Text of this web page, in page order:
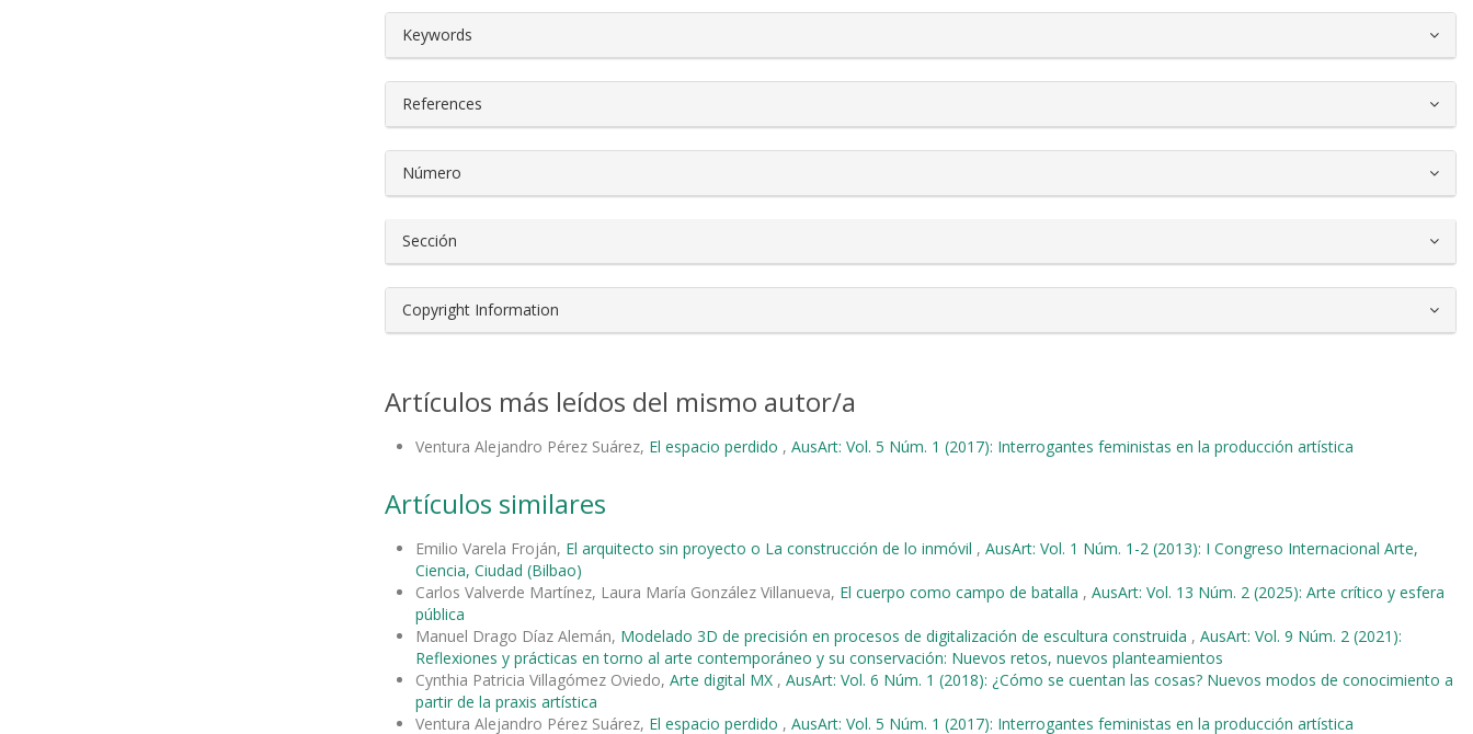
##plugins.themes.bootstrap3.article.details##
Keywords
References
Número
Sección
Copyright Information
Artículos más leídos del mismo autor/a
Ventura Alejandro Pérez Suárez, El espacio perdido , AusArt: Vol. 5 Núm. 1 (2017): Interrogantes feministas en la producción artística
Artículos similares
Emilio Varela Froján, El arquitecto sin proyecto o La construcción de lo inmóvil , AusArt: Vol. 1 Núm. 1-2 (2013): I Congreso Internacional Arte,
Ciencia, Ciudad (Bilbao)
Carlos Valverde Martínez, Laura María González Villanueva, El cuerpo como campo de batalla , AusArt: Vol. 13 Núm. 2 (2025): Arte crítico y esfera
pública
Manuel Drago Díaz Alemán, Modelado 3D de precisión en procesos de digitalización de escultura construida , AusArt: Vol. 9 Núm. 2 (2021):
Reflexiones y prácticas en torno al arte contemporáneo y su conservación: Nuevos retos, nuevos planteamientos
Cynthia Patricia Villagómez Oviedo, Arte digital MX , AusArt: Vol. 6 Núm. 1 (2018): ¿Cómo se cuentan las cosas? Nuevos modos de conocimiento a
partir de la praxis artística
Ventura Alejandro Pérez Suárez, El espacio perdido , AusArt: Vol. 5 Núm. 1 (2017): Interrogantes feministas en la producción artística